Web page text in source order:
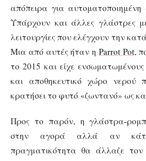
απόπειρα για
Υπάρχουν και άλλες γλάστρες
λειτουργίες που ελέγχουν την
Μια από αυτές ήταν η Parrot Pot,
το 2015 και είχε
και αποθηκευτικό χώρο νερού
κρατήσει το φυτό «ζωντανό» ως
Προς το παρόν, η γλάστρα-
στην αγορά αλλά αν κάτι
πραγματικότητα θα άλλαζε